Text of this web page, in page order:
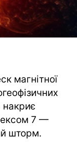
магнітної
7 —
шторм.